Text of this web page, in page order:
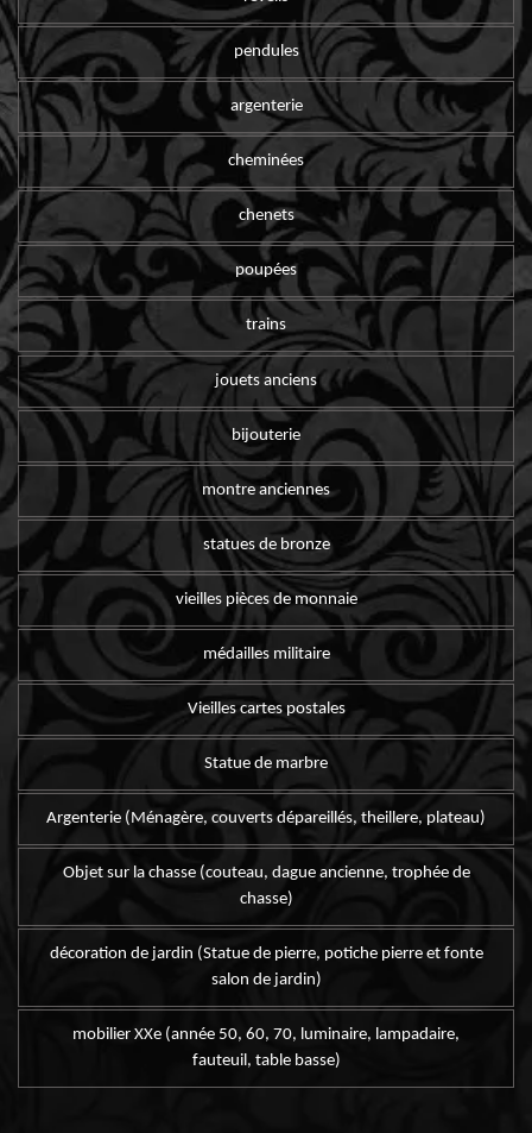
pendules
argenterie
cheminées
chenets
poupées
trains
jouets anciens
bijouterie
montre anciennes
statues de bronze
vieilles pièces de monnaie
médailles militaire
Vieilles cartes postales
Statue de marbre
Argenterie (Ménagère, couverts dépareillés, theillere, plateau)
Objet sur la chasse (couteau, dague ancienne, trophée de
chasse)
décoration de jardin (Statue de pierre, potiche pierre et fonte
salon de jardin)
mobilier XXe (année 50, 60, 70, luminaire, lampadaire,
fauteuil, table basse)